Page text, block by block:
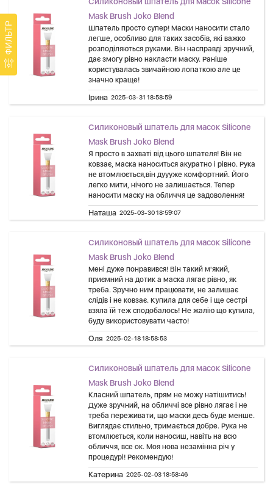
ФИЛЬТР
Mask Brush Joko Blend
Шпатель просто супер! Маски наносити стало
легше, особливо для таких засобів, які важко
розподіляються руками. Він насправді зручний,
дає змогу рівно накласти маску. Раніше
користувалась звичайною лопаткою але це
значно краще!
Ірина 2025-03-31 18:58:59
Силиконовый шпатель для масок Silicone
Mask Brush Joko Blend
Я просто в захваті від цього шпателя! Він не
ковзає, маска наноситься акуратно і рівно. Рука
не втомлюється,він дуууже комфортний. Його
легко мити, нічого не залишається. Тепер
наносити маску на обличчя це задоволення!
Наташа 2025-03-30 18:59:07
Силиконовый шпатель для масок Silicone
Mask Brush Joko Blend
Мені дуже понравився! Він такий м'який,
приємний на дотик а маска лягає рівно, як
треба. Зручно ним працювати, не залишає
слідів і не ковзає. Купила для себе і ще сестрі
взяла їй теж сподобалось! Не жалію що купила,
буду використовувати часто!
Оля 2025-02-18 18:58:53
Силиконовый шпатель для масок Silicone
Mask Brush Joko Blend
Класний шпатель, прям не можу натішитись!
Дуже зручний, на обличчі все рівно лягає і не
треба переживати, що маски десь буде менше.
Виглядає стильно, тримається добре. Рука не
втомлюється, коли наносиш, навіть на всю
обличчя, все ок. Моя нова незамінна річ у
процедурі! Рекомендую!
Катерина 2025-02-03 18:58:46